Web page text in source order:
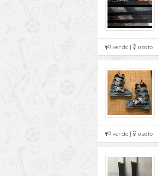
vendo | usato
vendo | usato